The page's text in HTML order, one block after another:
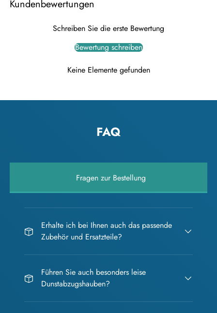
Kundenbewertungen
Schreiben Sie die erste Bewertung
Bewertung schreiben
Keine Elemente gefunden
FAQ
Fragen zur Bestellung
Erhalte ich bei Ihnen auch das passende
Zubehör und Ersatzteile?
Führen Sie auch besonders leise
Dunstabzugshauben?